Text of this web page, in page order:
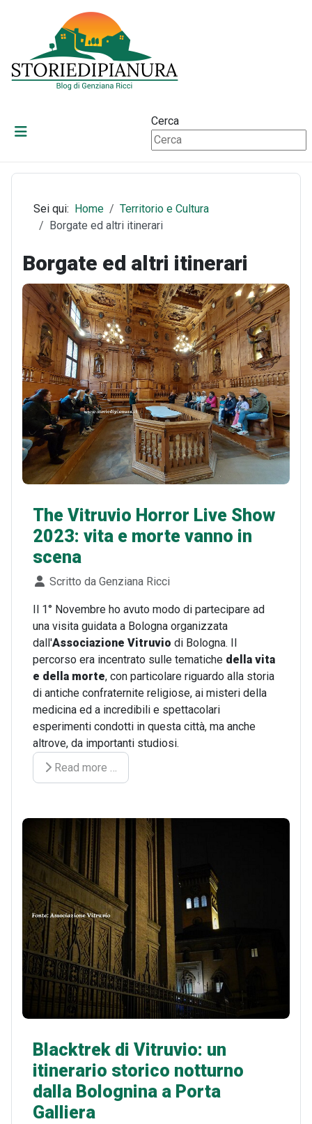
Cerca
Sei qui: Home
Territorio e Cultura
Borgate ed altri itinerari
Borgate ed altri itinerari
The Vitruvio Horror Live Show
2023: vita e morte vanno in
scena
Dettagli
Scritto da Genziana Ricci
Il 1° Novembre ho avuto modo di partecipare ad
una visita guidata a Bologna organizzata
dall'Associazione Vitruvio di Bologna. Il
percorso era incentrato sulle tematiche della vita
e della morte, con particolare riguardo alla storia
di antiche confraternite religiose, ai misteri della
medicina ed a incredibili e spettacolari
esperimenti condotti in questa città, ma anche
altrove, da importanti studiosi.
Read more …
Blacktrek di Vitruvio: un
itinerario storico notturno
dalla Bolognina a Porta
Galliera